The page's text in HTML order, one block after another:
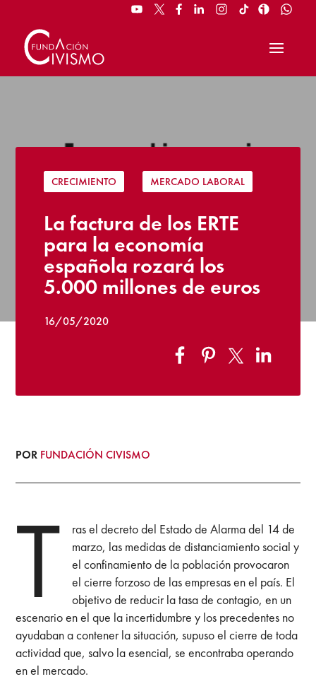
CRECIMIENTO MERCADO LABORAL
La factura de los ERTE
para la economía
española rozará los
5.000 millones de euros
16/05/2020
POR FUNDACIÓN CIVISMO
T
ras el decreto del Estado de Alarma del 14 de
marzo, las medidas de distanciamiento social y
el confinamiento de la población provocaron
el cierre forzoso de las empresas en el país. El
objetivo de reducir la tasa de contagio, en un
escenario en el que la incertidumbre y los precedentes no
ayudaban a contener la situación, supuso el cierre de toda
actividad que, salvo la esencial, se encontraba operando
en el mercado.